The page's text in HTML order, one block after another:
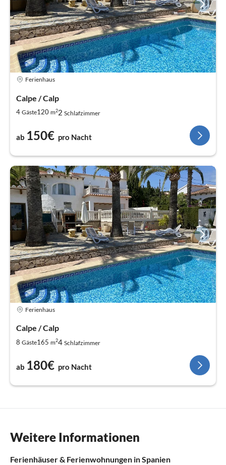
Ferienhaus
Calpe / Calp
4 Gäste120 m22 Schlafzimmer
ab 150€ pro Nacht
Ferienhaus
Calpe / Calp
8 Gäste165 m24 Schlafzimmer
ab 180€ pro Nacht
Weitere Informationen
Ferienhäuser & Ferienwohnungen in Spanien